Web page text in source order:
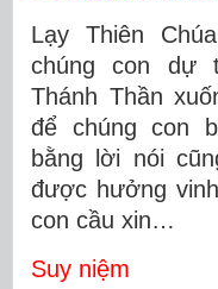
Lạy Thiên
chúng con dự
Thánh Thần
để chúng con
bằng lời nói
được hưởng
con cầu xin…
Suy niệm